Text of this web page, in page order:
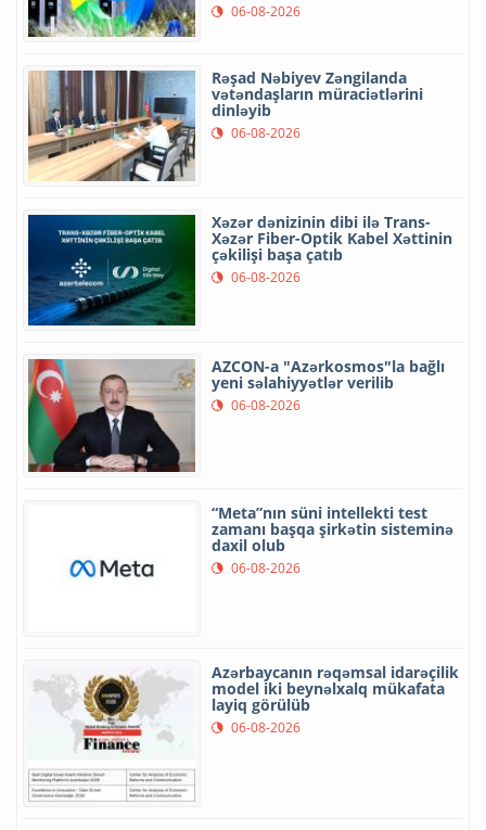
06-08-2026
Rəşad Nəbiyev Zəngilanda
vətəndaşların müraciətlərini
dinləyib
06-08-2026
Xəzər dənizinin dibi ilə Trans-
Xəzər Fiber-Optik Kabel Xəttinin
çəkilişi başa çatıb
06-08-2026
AZCON-a "Azərkosmos"la bağlı
yeni səlahiyyətlər verilib
06-08-2026
“Meta”nın süni intellekti test
zamanı başqa şirkətin sisteminə
daxil olub
06-08-2026
Azərbaycanın rəqəmsal idarəçilik
model iki beynəlxalq mükafata
layiq görülüb
06-08-2026